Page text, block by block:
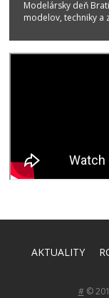
Modelársky deň
modelov, techniky a
AKTUALITY
#©